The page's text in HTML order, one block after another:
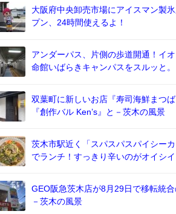
大阪府中央卸売市場にアイスマン製
プン、24時間使えるよ！
アンダーパス、片側の歩道開通！イ
命館いばらきキャンパスをスルッと。
双葉町に新しいお店『寿司海鮮まつば
『創作バル Ken’s』と－茨木の風景
茨木市駅近く「スパスパスパイシーカ
でランチ！すっきり辛いのがオイシイ
GEO阪急茨木店が8月29日で移転統
－茨木の風景